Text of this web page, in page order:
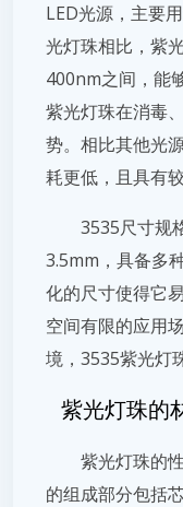
LED光源，主要
光灯珠相比，紫
400nm之间，能
紫光灯珠在消毒
势。相比其他光
耗更低，且具有
3535尺寸规
3.5mm，具备多
化的尺寸使得它
空间有限的应用
境，3535紫光灯
紫光灯珠的
紫光灯珠的
的组成部分包括